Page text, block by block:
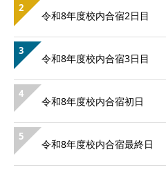
2
令和8年度校内合宿2日目
3
令和8年度校内合宿3日目
4
令和8年度校内合宿初日
5
令和8年度校内合宿最終日